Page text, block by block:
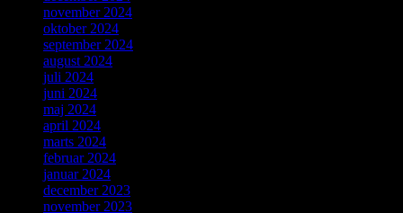
november 2024
oktober 2024
september 2024
august 2024
juli 2024
juni 2024
maj 2024
april 2024
marts 2024
februar 2024
januar 2024
december 2023
november 2023